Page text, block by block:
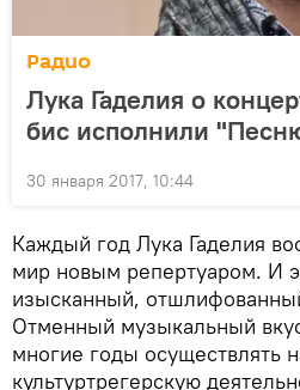
Радио
Лука Гаделия о
бис исполнили
30 января 2017, 10:44
Каждый год Лука Гаделия
мир новым репертуаром. И
изысканный,
Отменный музыкальный
многие годы осуществлять
культуртрегерскую